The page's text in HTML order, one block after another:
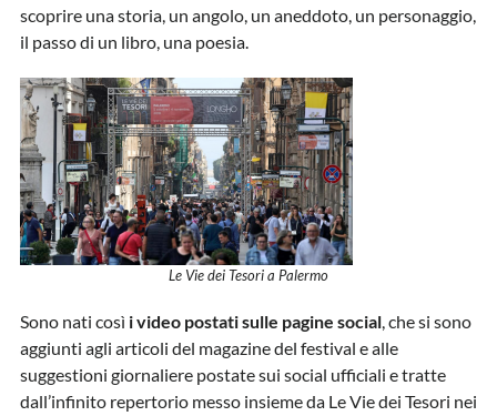
scoprire una storia, un angolo, un aneddoto, un personaggio,
il passo di un libro, una poesia.
Le Vie dei Tesori a Palermo
Sono nati così i video postati sulle pagine social, che si sono
aggiunti agli articoli del magazine del festival e alle
suggestioni giornaliere postate sui social ufficiali e tratte
dall’infinito repertorio messo insieme da Le Vie dei Tesori nei